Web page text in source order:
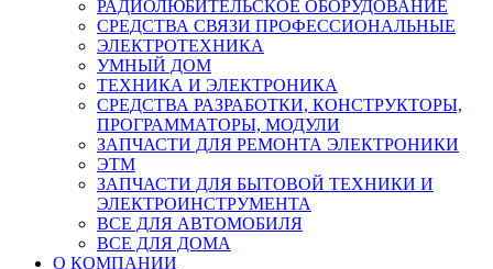
РАДИОЛЮБИТЕЛЬСКОЕ ОБОРУДОВАНИЕ
СРЕДСТВА СВЯЗИ ПРОФЕССИОНАЛЬНЫЕ
ЭЛЕКТРОТЕХНИКА
УМНЫЙ ДОМ
ТЕХНИКА И ЭЛЕКТРОНИКА
СРЕДСТВА РАЗРАБОТКИ, КОНСТРУКТОРЫ,
ПРОГРАММАТОРЫ, МОДУЛИ
ЗАПЧАСТИ ДЛЯ РЕМОНТА ЭЛЕКТРОНИКИ
ЭТМ
ЗАПЧАСТИ ДЛЯ БЫТОВОЙ ТЕХНИКИ И
ЭЛЕКТРОИНСТРУМЕНТА
ВСЕ ДЛЯ АВТОМОБИЛЯ
ВСЕ ДЛЯ ДОМА
О КОМПАНИИ